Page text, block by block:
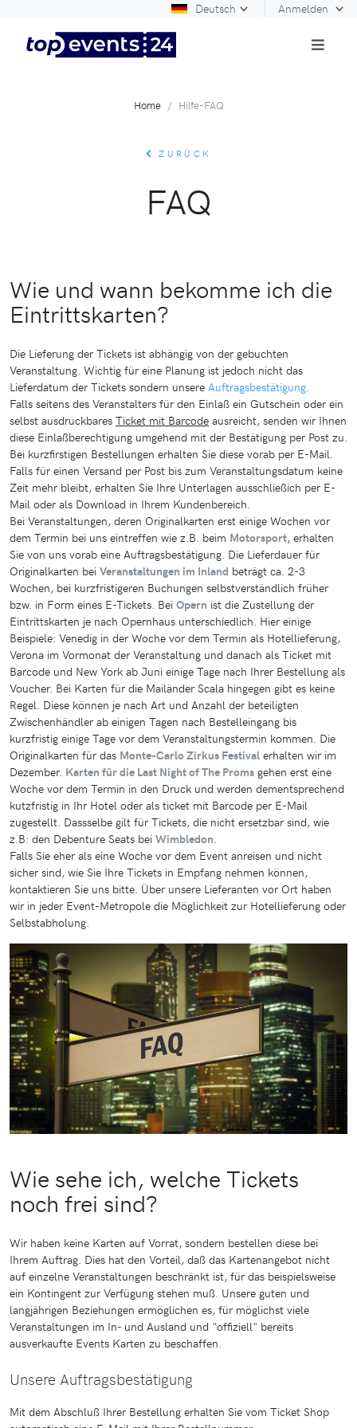
Deutsch Anmelden
Home Hilfe-FAQ
ZURÜCK
FAQ
Wie und wann bekomme ich die
Eintrittskarten?
Die Lieferung der Tickets ist abhängig von der gebuchten
Veranstaltung. Wichtig für eine Planung ist jedoch nicht das
Lieferdatum der Tickets sondern unsere Auftragsbestätigung.
Falls seitens des Veranstalters für den Einlaß ein Gutschein oder ein
selbst ausdruckbares Ticket mit Barcode ausreicht, senden wir Ihnen
diese Einlaßberechtigung umgehend mit der Bestätigung per Post zu.
Bei kurzfirstigen Bestellungen erhalten Sie diese vorab per E-Mail.
Falls für einen Versand per Post bis zum Veranstaltungsdatum keine
Zeit mehr bleibt, erhalten Sie Ihre Unterlagen ausschließich per E-
Mail oder als Download in Ihrem Kundenbereich.
Bei Veranstaltungen, deren Originalkarten erst einige Wochen vor
dem Termin bei uns eintreffen wie z.B. beim Motorsport, erhalten
Sie von uns vorab eine Auftragsbestätigung. Die Lieferdauer für
Originalkarten bei Veranstaltungen im Inland beträgt ca. 2-3
Wochen, bei kurzfristigeren Buchungen selbstverständlich früher
bzw. in Form eines E-Tickets. Bei Opern ist die Zustellung der
Eintrittskarten je nach Opernhaus unterschiedlich. Hier einige
Beispiele: Venedig in der Woche vor dem Termin als Hotellieferung,
Verona im Vormonat der Veranstaltung und danach als Ticket mit
Barcode und New York ab Juni einige Tage nach Ihrer Bestellung als
Voucher. Bei Karten für die Mailänder Scala hingegen gibt es keine
Regel. Diese können je nach Art und Anzahl der beteiligten
Zwischenhändler ab einigen Tagen nach Bestelleingang bis
kurzfristig einige Tage vor dem Veranstaltungstermin kommen. Die
Originalkarten für das Monte-Carlo Zirkus Festival erhalten wir im
Dezember. Karten für die Last Night of The Proms gehen erst eine
Woche vor dem Termin in den Druck und werden dementsprechend
kutzfristig in Ihr Hotel oder als ticket mit Barcode per E-Mail
zugestellt. Dassselbe gilt für Tickets, die nicht ersetzbar sind, wie
z.B: den Debenture Seats bei Wimbledon.
Falls Sie eher als eine Woche vor dem Event anreisen und nicht
sicher sind, wie Sie Ihre Tickets in Empfang nehmen können,
kontaktieren Sie uns bitte. Über unsere Lieferanten vor Ort haben
wir in jeder Event-Metropole die Möglichkeit zur Hotellieferung oder
Selbstabholung.
Wie sehe ich, welche Tickets
noch frei sind?
Wir haben keine Karten auf Vorrat, sondern bestellen diese bei
Ihrem Auftrag. Dies hat den Vorteil, daß das Kartenangebot nicht
auf einzelne Veranstaltungen beschränkt ist, für das beispielsweise
ein Kontingent zur Verfügung stehen muß. Unsere guten und
langjährigen Beziehungen ermöglichen es, für möglichst viele
Veranstaltungen im In- und Ausland und "offiziell" bereits
ausverkaufte Events Karten zu beschaffen.
Unsere Auftragsbestätigung
Mit dem Abschluß Ihrer Bestellung erhalten Sie vom Ticket Shop